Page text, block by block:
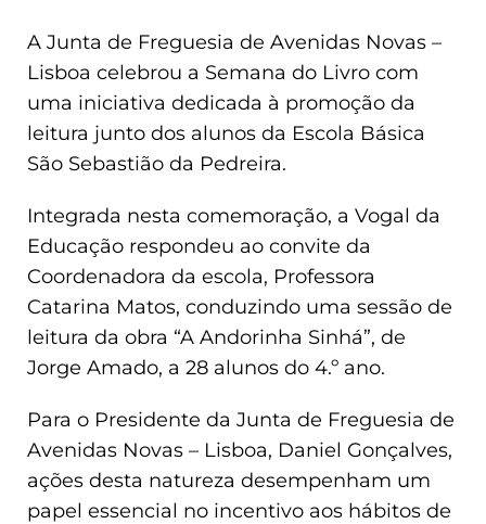
A Junta de Freguesia de Avenidas Novas –
Lisboa celebrou a Semana do Livro com
uma iniciativa dedicada à promoção da
leitura junto dos alunos da Escola Básica
São Sebastião da Pedreira.
Integrada nesta comemoração, a Vogal da
Educação respondeu ao convite da
Coordenadora da escola, Professora
Catarina Matos, conduzindo uma sessão de
leitura da obra “A Andorinha Sinhá”, de
Jorge Amado, a 28 alunos do 4.º ano.
Para o Presidente da Junta de Freguesia de
Avenidas Novas – Lisboa, Daniel Gonçalves,
ações desta natureza desempenham um
papel essencial no incentivo aos hábitos de